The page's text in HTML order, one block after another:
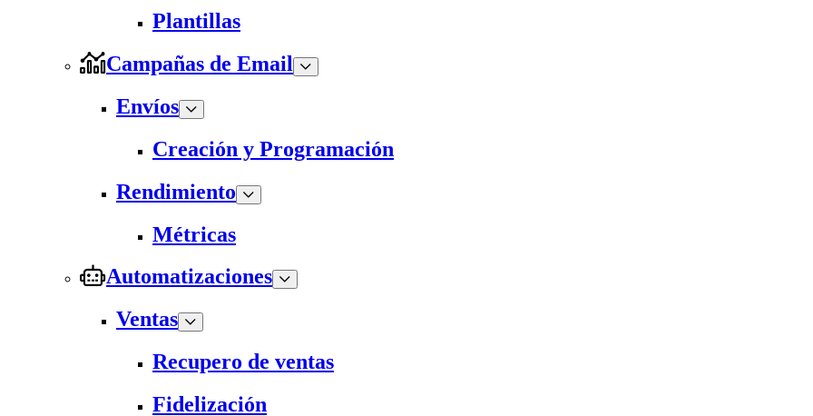
Plantillas
Campañas de Email
Envíos
Creación y Programación
Rendimiento
Métricas
Automatizaciones
Ventas
Recupero de ventas
Fidelización